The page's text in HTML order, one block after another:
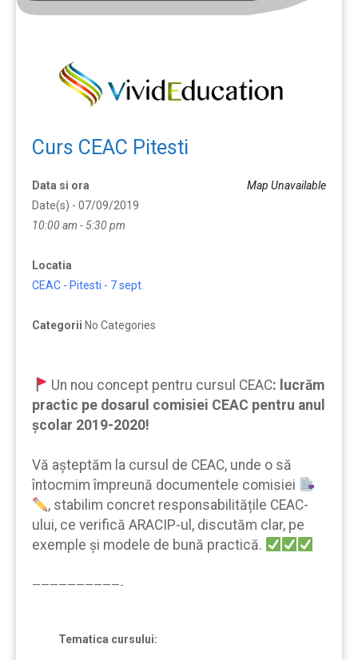
Curs CEAC Pitesti
Map Unavailable
Data si ora
Date(s) - 07/09/2019
10:00 am - 5:30 pm
Locatia
CEAC - Pitesti - 7 sept.
Categorii No Categories
Un nou concept pentru cursul CEAC: lucrăm
practic pe dosarul comisiei CEAC pentru anul
școlar 2019-2020!
Vă aşteptăm la cursul de CEAC, unde o să
întocmim împreună documentele comisiei
, stabilim concret responsabilitățile CEAC-
ului, ce verifică ARACIP-ul, discutăm clar, pe
exemple şi modele de bună practică.
——————————-
Tematica cursului: